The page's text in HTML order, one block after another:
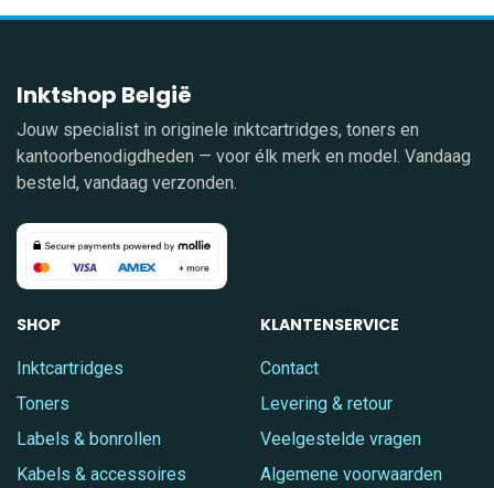
Inktshop België
Jouw specialist in originele inktcartridges, toners en
kantoorbenodigdheden — voor élk merk en model. Vandaag
besteld, vandaag verzonden.
SHOP
Inktcartridges
Toners
Labels & bonrollen
Kabels & accessoires
KLANTENSERVICE
Contact
Levering & retour
Veelgestelde vragen
Algemene voorwaarden